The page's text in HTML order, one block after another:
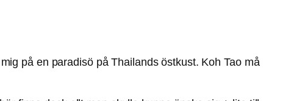
på en paradisö på Thailands östkust. Koh Tao må